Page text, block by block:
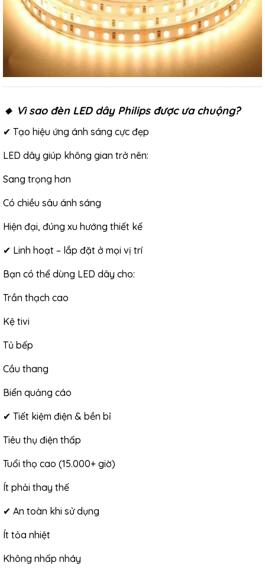
🔸 Vì sao đèn LED dây Philips được ưa chuộng?
✔ Tạo hiệu ứng ánh sáng cực đẹp
LED dây giúp không gian trở nên:
Sang trọng hơn
Có chiều sâu ánh sáng
Hiện đại, đúng xu hướng thiết kế
✔ Linh hoạt – lắp đặt ở mọi vị trí
Bạn có thể dùng LED dây cho:
Trần thạch cao
Kệ tivi
Tủ bếp
Cầu thang
Biển quảng cáo
✔ Tiết kiệm điện & bền bỉ
Tiêu thụ điện thấp
Tuổi thọ cao (15.000+ giờ)
Ít phải thay thế
✔ An toàn khi sử dụng
Ít tỏa nhiệt
Không nhấp nháy